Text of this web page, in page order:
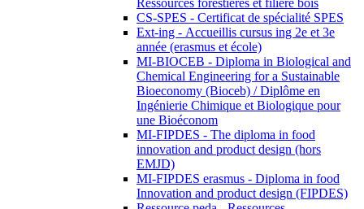
Ressources forestières et filière bois
CS-SPES - Certificat de spécialité SPES
Ext-ing - Accueillis cursus ing 2e et 3e
année (erasmus et école)
MI-BIOCEB - Diploma in Biological and
Chemical Engineering for a Sustainable
Bioeconomy (Bioceb) / Diplôme en
Ingénierie Chimique et Biologique pour
une Bioéconom
MI-FIPDES - The diploma in food
innovation and product design (hors
EMJD)
MI-FIPDES erasmus - Diploma in food
Innovation and product design (FIPDES)